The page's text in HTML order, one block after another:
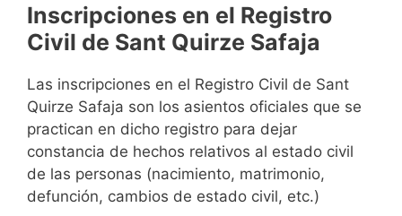
Inscripciones en el Registro
Civil de Sant Quirze Safaja
Las inscripciones en el Registro Civil de Sant
Quirze Safaja son los asientos oficiales que se
practican en dicho registro para dejar
constancia de hechos relativos al estado civil
de las personas (nacimiento, matrimonio,
defunción, cambios de estado civil, etc.)